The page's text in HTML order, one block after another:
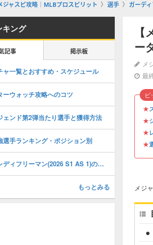
ジャスピ攻略｜MLBプロスピリット 選手 ガーデ
ー
メ
最
★
★
★
★
ピ
メジ
キング
記事 掲示板
ャ一覧とおすすめ・スケジュール
ーウォッチ攻略へのコツ
ェンド第2弾当たり選手と獲得方法
選手ランキング・ポジション別
フレディフリーマン(2026 S1 AS 1)の評価とステータス
もっとみる